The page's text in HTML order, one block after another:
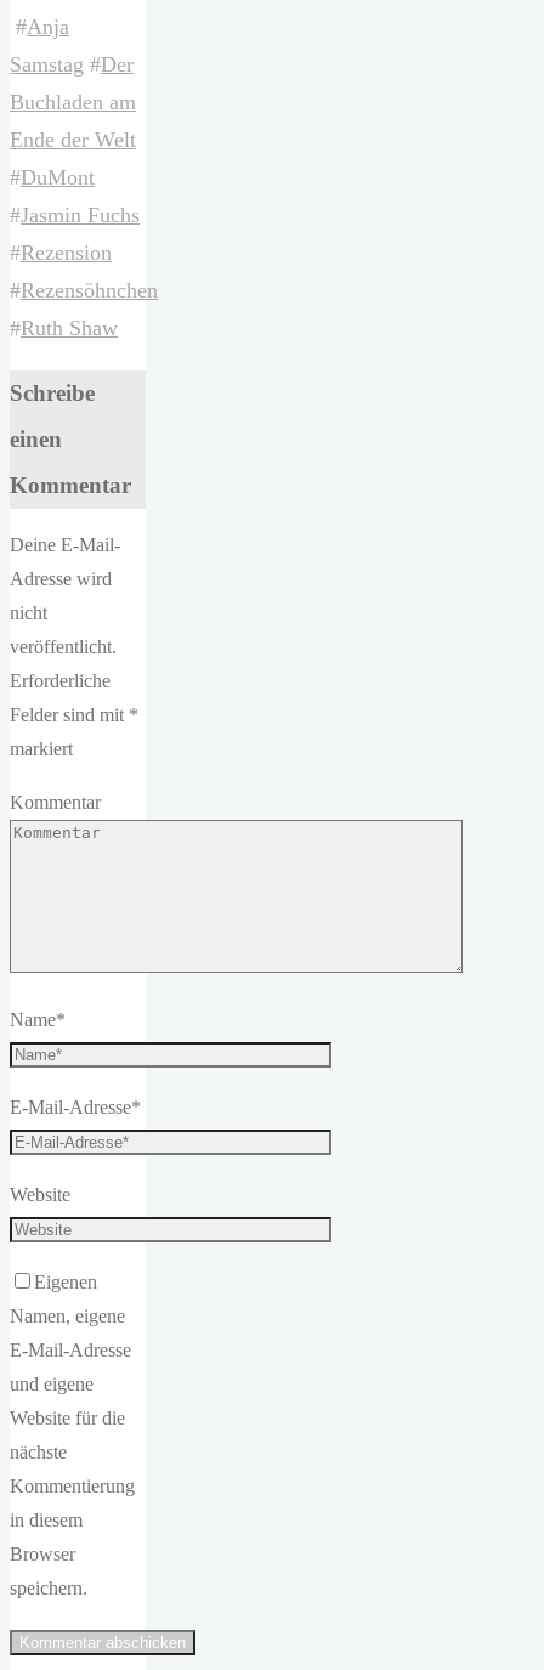
#Anja
Samstag #Der
Buchladen am
Ende der Welt
#DuMont
#Jasmin Fuchs
#Rezension
#Rezensöhnchen
#Ruth Shaw
Schreibe
einen
Kommentar
Deine E-Mail-
Adresse wird
nicht
veröffentlicht.
Erforderliche
Felder sind mit *
markiert
Kommentar
Name*
E-Mail-Adresse*
Website
Eigenen
Namen, eigene
E-Mail-Adresse
und eigene
Website für die
nächste
Kommentierung
in diesem
Browser
speichern.